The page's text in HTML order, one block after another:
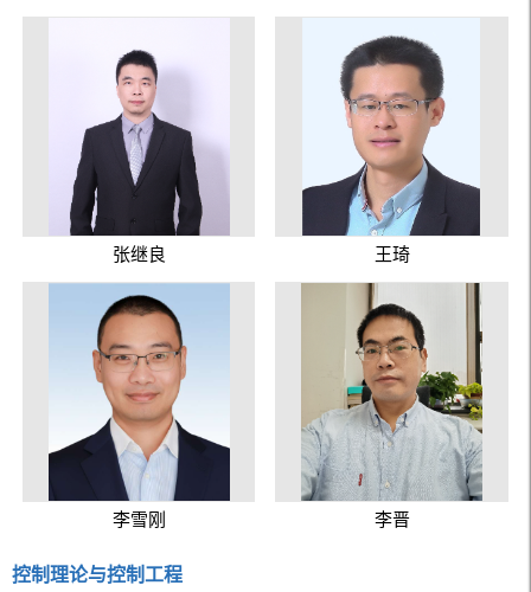
张继良 王琦
李雪刚 李晋
控制理论与控制工程